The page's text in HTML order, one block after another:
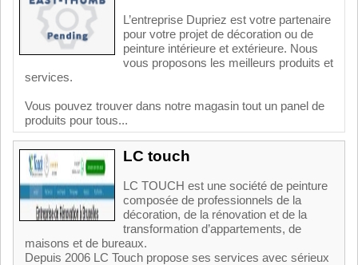
L’entreprise Dupriez est votre partenaire
pour votre projet de décoration ou de
peinture intérieure et extérieure. Nous
vous proposons les meilleurs produits et
services.
Vous pouvez trouver dans notre magasin tout un panel de
produits pour tous...
LC touch
LC TOUCH est une société de peinture
composée de professionnels de la
décoration, de la rénovation et de la
transformation d’appartements, de
maisons et de bureaux.
Depuis 2006 LC Touch propose ses services avec sérieux